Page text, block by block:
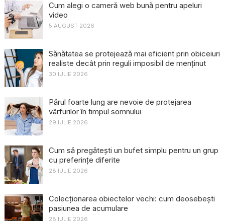
Cum alegi o cameră web bună pentru apeluri
video
5 AUGUST 2026
Sănătatea se protejează mai eficient prin obiceiuri
realiste decât prin reguli imposibil de menținut
30 IULIE 2026
Părul foarte lung are nevoie de protejarea
vârfurilor în timpul somnului
29 IULIE 2026
Cum să pregătești un bufet simplu pentru un grup
cu preferințe diferite
28 IULIE 2026
Colecționarea obiectelor vechi: cum deosebești
pasiunea de acumulare
28 IULIE 2026